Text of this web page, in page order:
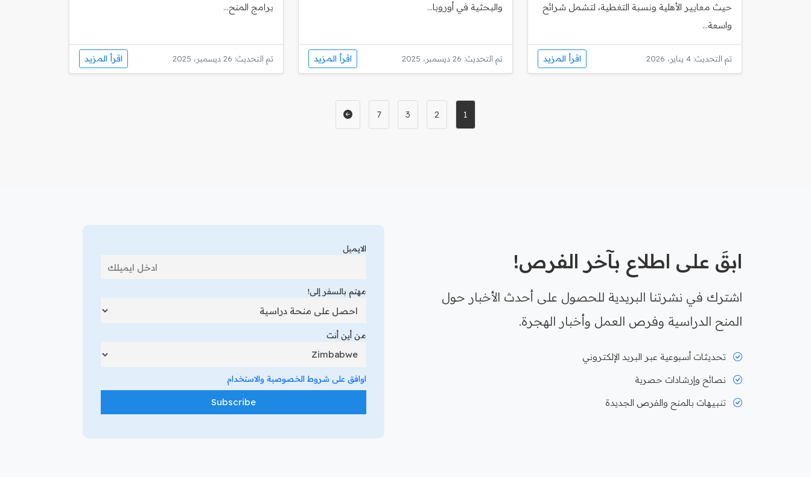
حيث معايير الأهلية ونسبة التغطية، لتشمل شرائح
واسعة...
تم التحديث: 4 يناير، 2026 اقرأ المزيد
والبحثية في أوروبا...
تم التحديث: 26 ديسمبر، 2025 اقرأ المزيد
برامج المنح...
تم التحديث: 26 ديسمبر، 2025 اقرأ المزيد
1
2
3
7
ابقَ على اطلاع بآخر الفرص!
اشترك في نشرتنا البريدية للحصول على أحدث الأخبار حول
المنح الدراسية وفرص العمل وأخبار الهجرة.
تحديثات أسبوعية عبر البريد الإلكتروني
نصائح وإرشادات حصرية
تنبيهات بالمنح والفرص الجديدة
الايميل
مهتم بالسفر إلى!
من أين أنت
اوافق على شروط الخصوصية والاستخدام